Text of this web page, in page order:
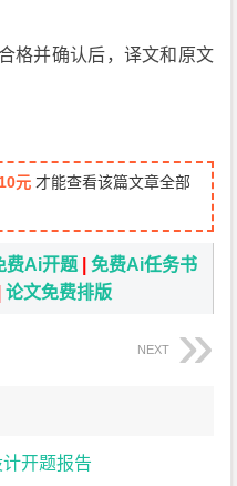
格并确认后，译文和原文
10元 才能查看该篇文章全部
费Ai开题 |免费Ai任务书
|论文免费排版
NEXT
开题报告